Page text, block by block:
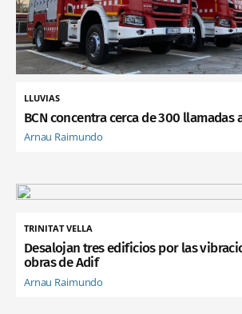
LLUVIAS
BCN concentra cerca de 300 llamadas
Arnau Raimundo
TRINITAT VELLA
Desalojan tres edificios por las
obras de Adif
Arnau Raimundo